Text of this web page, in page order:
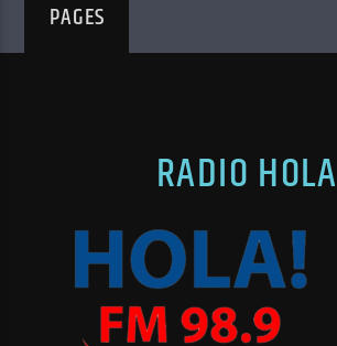
PAGES
RADIO HOLA